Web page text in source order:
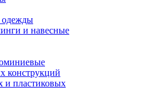
одежды
и навесные
конструкций
пластиковых